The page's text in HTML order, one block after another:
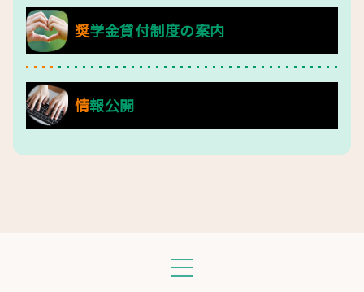
奨学金貸付制度の案内
情報公開